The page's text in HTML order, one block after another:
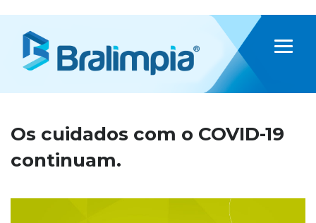
Os cuidados com o COVID-19
continuam.